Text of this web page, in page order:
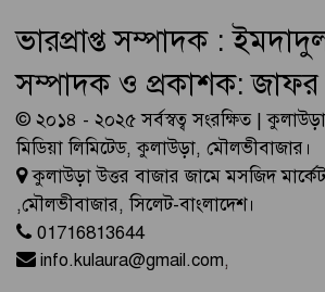
ভারপ্রাপ্ত সম্পাদক :
সম্পাদক ও প্রকাশক:
© ২০১৪ - ২০২৫ সর্বস্বত্ব সংরক্ষিত |
মিডিয়া লিমিটেড, কুলাউড়া, মৌলভীবাজার।
কুলাউড়া উত্তর বাজার জামে মসজিদ
,মৌলভীবাজার, সিলেট-বাংলাদেশ।
01716813644
info.kulaura@gmail.com,